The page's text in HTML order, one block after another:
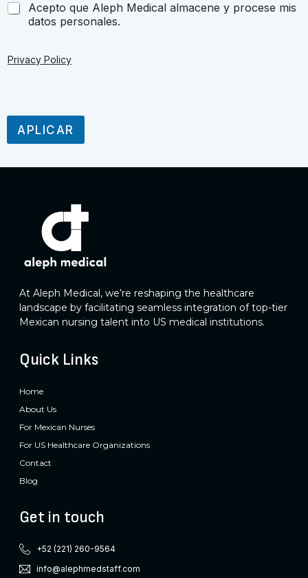
t
+
Acepto que Aleph Medical almacene y procese mis
datos personales.
Privacy Policy
APLICAR
At Aleph Medical, we’re reshaping the healthcare
landscape by facilitating seamless integration of top-tier
Mexican nursing talent into US medical institutions.
Quick Links
Home
About Us
For Mexican Nurses
For US Healthcare Organizations
Contact
Blog
Get in touch
+52 (221) 260-9564​
info@alephmedstaff.com